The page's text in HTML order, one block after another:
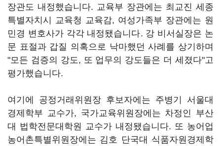
장관도 내정했습니다. 교육부 장관에는 최교진 세종
특별자치시 교육청 교육감, 여성가족부 장관에는 원
민경 변호사가 각각 내정됐습니다. 강 비서실장은 논
문 표절과 갑질 의혹으로 낙마했던 사례를 상기하며
"모든 검증의 강도, 또 업무의 강도들은 더 세졌다"고
평가했습니다.
여기에 공정거래위원장 후보자에는 주병기 서울대
경제학부 교수가, 국가교육위원장에는 차정인 부산
대 법학전문대학원 교수가 내정됐습니다. 또 농어업
농어촌특별위원장에는 김호 단국대 식품자원경제학